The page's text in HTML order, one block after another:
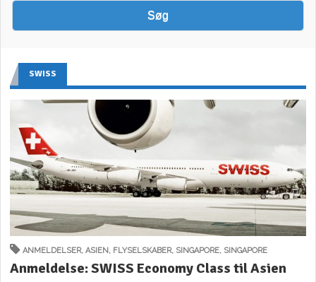
SWISS
ANMELDELSER,ASIEN , FLYSELSKABER, SINGAPORE, SINGAPORE
Anmeldelse: SWISS Economy Class til Asien